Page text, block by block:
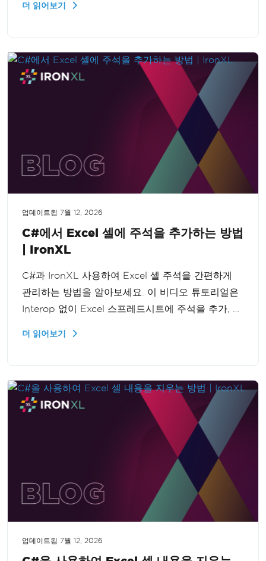
더 읽어보기
업데이트됨 7월 12, 2026
C#에서 Excel 셀에 주석을 추가하는 방법
| IronXL
C#과 IronXL 사용하여 Excel 셀 주석을 간편하게
관리하는 방법을 알아보세요. 이 비디오 튜토리얼은
Interop 없이 Excel 스프레드시트에 주석을 추가, 편
더 읽어보기
업데이트됨 7월 12, 2026